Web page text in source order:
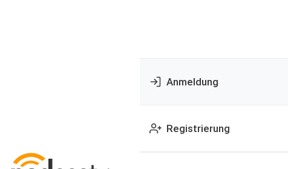
Anmeldung
Registrierung